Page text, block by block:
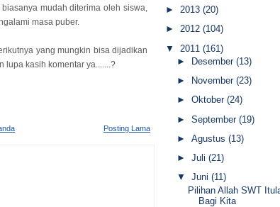
mudah diterima oleh siswa,
masa puber.
yang mungkin bisa dijadikan
lupa kasih komentar ya.......?
Posting Lama
► 2013 (20)
► 2012 (104)
▼
2011 (161)
►
Desember (13)
►
November (23)
► Oktober (24)
► September (19)
► Agustus (13)
► Juli (21)
▼
Juni (11)
Pilihan Allah SWT
Bagi Kita